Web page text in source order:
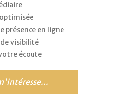
présence en ligne
visibilité
écoute